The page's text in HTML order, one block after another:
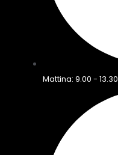
Mattina: 9.00 - 13.30